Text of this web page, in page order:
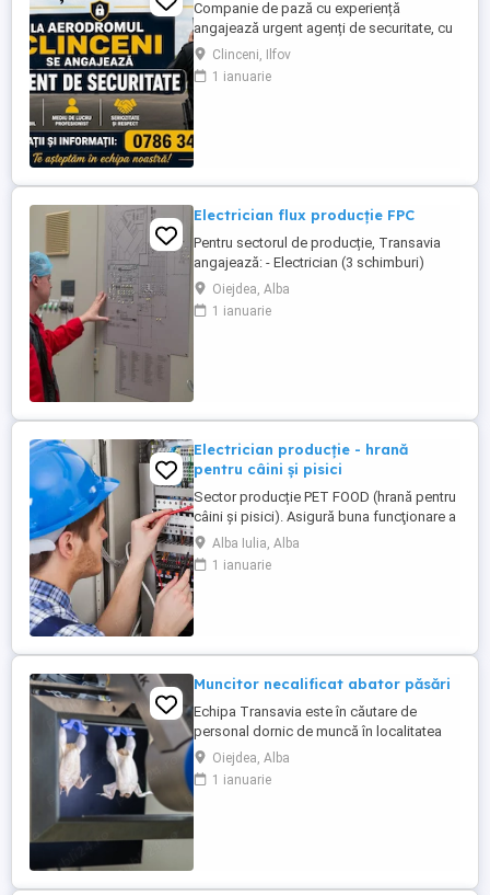
Companie de pază cu experiență
angajează urgent agenți de securitate, cu
sau fără atestat, pentru obiectiv aflat in
zona CLINCENI. Oferim program de lucru
în ture și salariu atractiv. Pentru detalii
Clinceni, Ilfov
1 ianuarie
Electrician flux producție FPC
Pentru sectorul de producție, Transavia
angajează: - Electrician (3 schimburi)
Locație: -Fabrica de procesare carne -
Oiejdea Cerințe: -certficat de calificare
profesională; -experiență și disponibilitate
Oiejdea, Alba
1 ianuarie
Electrician producție - hrană
pentru câini și pisici
Sector producție PET FOOD (hrană pentru
câini și pisici). Asigură buna funcţionare a
instalaţiilor electrice şi de automatizare
ale utilaje. POSTUL ESTE LA IEȘIRE DIN
ALBA IULIA, JUD. ALBA! CERINȚE Studii:
Alba Iulia, Alba
1 ianuarie
Muncitor necalificat abator păsări
Echipa Transavia este în căutare de
personal dornic de muncă în localitatea
Oiejdea, jud. Alba. În acest moment avem
nevoie de personal în cadrul abatorului în
departamentul de rampă. Se lucrează
Oiejdea, Alba
1 ianuarie